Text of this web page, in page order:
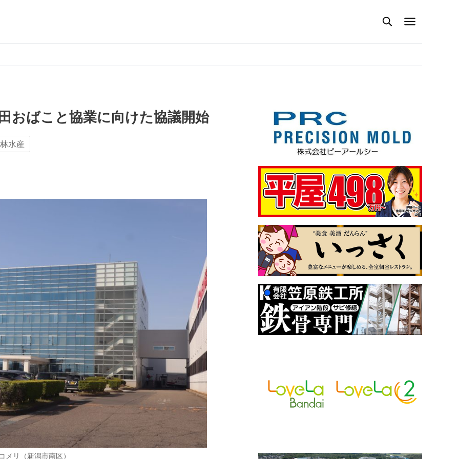
おばこと協業に向けた協議開始
水産
メリ（新潟市南区）